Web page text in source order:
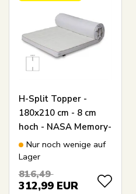
H-Split Topper -
180x210 cm - 8 cm
hoch - NASA Memory-
Schaum - Borg Living -
Ergonomischer
Topper
Nur noch wenige auf
Lager
816,49
312,99 EUR